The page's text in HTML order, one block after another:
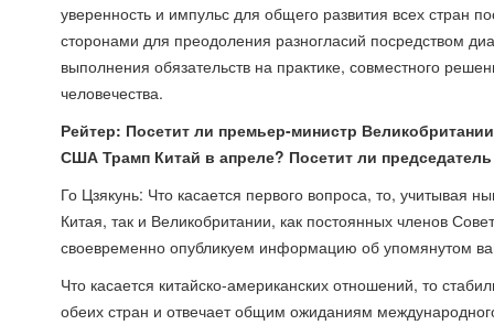
уверенность и импульс для общего развития всех стран
сторонами для преодоления разногласий посредством
выполнения обязательств на практике, совместного
человечества.
Рейтер: Посетит ли премьер-министр
США Трамп Китай в апреле? Посетит ли
Го Цзякунь: Что касается первого вопроса, то,
Китая, так и Великобритании, как постоянных членов
своевременно опубликуем информацию об упомянутом
Что касается китайско-американских отношений, то
обеих стран и отвечает общим ожиданиям